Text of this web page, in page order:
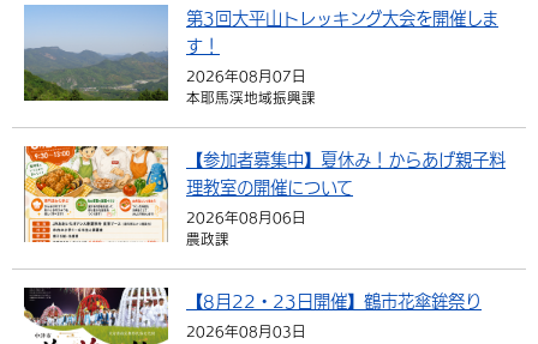
ふりがなをつける
言語を選択
英語（English）
中国語（繁体字） 韓国語（한국어）
総合メニュー
くらしの情報
保険・年金
福祉・介護 健康・予防
税金 住宅・インフラ
選挙 外国人の方向け情報
入札・契約 産業・雇用
農林水産業 税金
子育て・教育
施設情報 子どもを預ける
相談・支援・情報 計画・施策
観光・移住
観光なび スポットを探す
遊ぶ・体験する グルメ・食べる
市政情報
中津市について
第3回大平山トレッキング大会を開催しま
す！
2026年08月07日
本耶馬渓地域振興課
【参加者募集中】夏休み！からあげ親子料
理教室の開催について
2026年08月06日
農政課
【8月22・23日開催】鶴市花傘鉾祭り
2026年08月03日